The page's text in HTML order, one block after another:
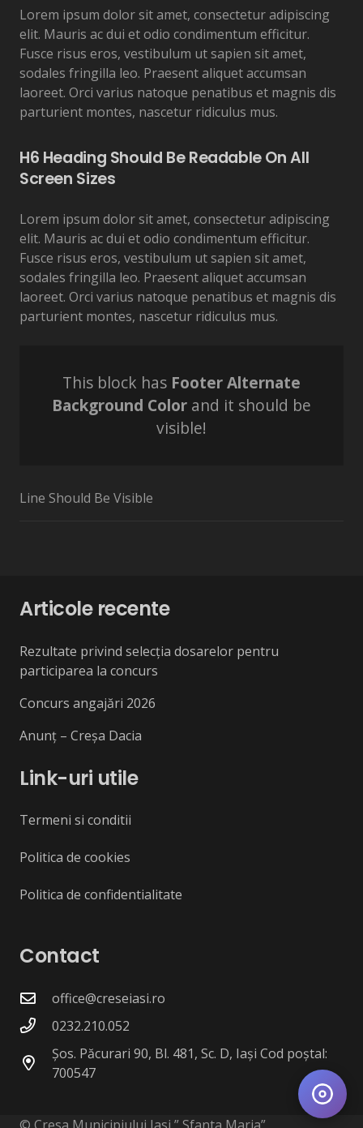
Lorem ipsum dolor sit amet, consectetur adipiscing
elit. Mauris ac dui et odio condimentum efficitur.
Fusce risus eros, vestibulum ut sapien sit amet,
sodales fringilla leo. Praesent aliquet accumsan
laoreet. Orci varius natoque penatibus et magnis dis
parturient montes, nascetur ridiculus mus.
H6 Heading Should Be Readable On All
Screen Sizes
Lorem ipsum dolor sit amet, consectetur adipiscing
elit. Mauris ac dui et odio condimentum efficitur.
Fusce risus eros, vestibulum ut sapien sit amet,
sodales fringilla leo. Praesent aliquet accumsan
laoreet. Orci varius natoque penatibus et magnis dis
parturient montes, nascetur ridiculus mus.
This block has Footer Alternate
Background Color and it should be
visible!
Line Should Be Visible
Articole recente
Rezultate privind selecția dosarelor pentru
participarea la concurs
Concurs angajări 2026
Anunț – Creșa Dacia
Link-uri utile
Termeni si conditii
Politica de cookies
Politica de confidentialitate
Contact
office@creseiasi.ro
0232.210.052
Șos. Păcurari 90, Bl. 481, Sc. D, Iași Cod poștal:
700547